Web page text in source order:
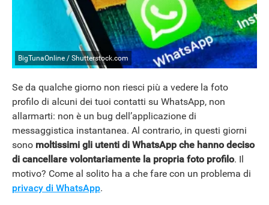
NEWS
BigTunaOnline / Shutterstock.com
Se da qualche giorno non riesci più a vedere la foto
profilo di alcuni dei tuoi contatti su WhatsApp, non
allarmarti: non è un bug dell’applicazione di
messaggistica instantanea. Al contrario, in questi giorni
sono moltissimi gli utenti di WhatsApp che hanno deciso
di cancellare volontariamente la propria foto profilo. Il
motivo? Come al solito ha a che fare con un problema di
privacy di WhatsApp.